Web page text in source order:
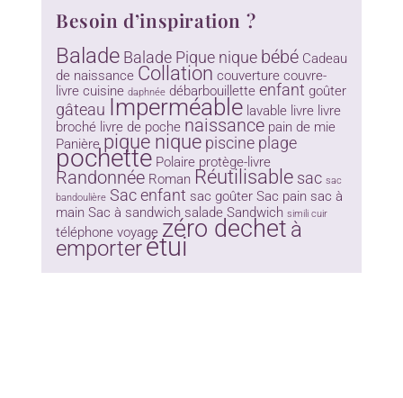
Besoin d’inspiration ?
Balade Balade Pique nique bébé Cadeau
de naissance Collation couverture couvre-
livre cuisine daphnée débarbouillette enfant goûter
gâteau Imperméable lavable livre livre
broché livre de poche naissance pain de mie
Panière pique nique piscine plage
pochette Polaire protège-livre
Randonnée Roman Réutilisable sac sac
bandoulière Sac enfant sac goûter Sac pain sac à
main Sac à sandwich salade Sandwich simili cuir
téléphone voyage zéro dechet à
emporterétui